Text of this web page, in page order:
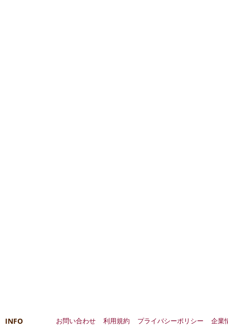
INFO お問い合わせ 利用規約 プライバシーポリシー 企業